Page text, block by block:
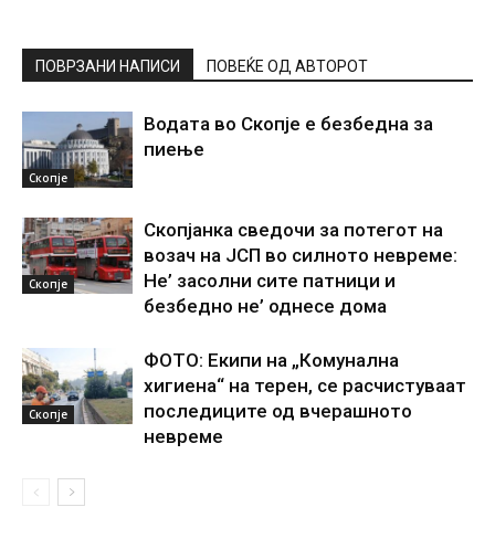
ПОВРЗАНИ НАПИСИ ПОВЕЌЕ ОД АВТОРОТ
Скопје
Водата во Скопје е безбедна за
пиење
Скопје
Скопјанка сведочи за потегот на
возач на ЈСП во силното невреме:
Не’ засолни сите патници и
безбедно не’ однесе дома
Скопје
ФОТО: Екипи на „Комунална
хигиена“ на терен, се расчистуваат
последиците од вчерашното
невреме